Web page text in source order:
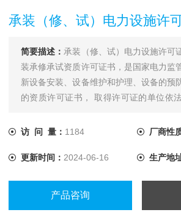
承装（修、试）电力设施许
简要描述： 承装（修、试）电力设施许可
装承修承试资质许可证书，是国家电力监
新设备安装、设备维护和护理、设备的预
的资质许可证书， 取得许可证的单位依
访 问 量： 1184 厂商性
更新时间： 2024-06-16 生产地
产品咨询